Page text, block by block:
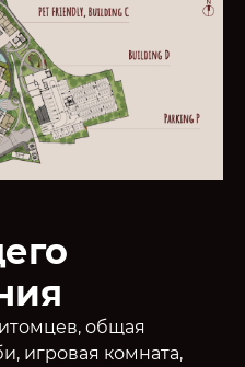
общая
игровая комната,